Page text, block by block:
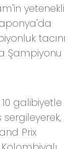
yetenekli
tacını
Şampiyonu
galibiyetle
Prix